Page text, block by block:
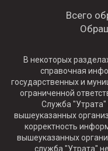
Всего
В некоторых
справочная
государственных и
ограниченной
Служба "Утрата"
вышеуказанных
корректность
вышеуказанных
служба "Утрата"